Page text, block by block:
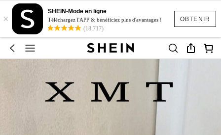
OBTENIR
×
SHEIN-Mode en ligne
Téléchargez l'APP & bénéficiez plus d'avantages !
(18,717)